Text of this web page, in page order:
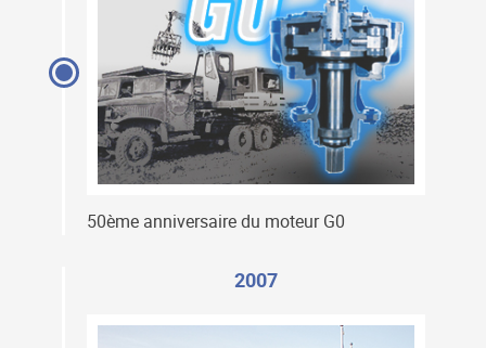
50ème anniversaire du moteur G0
2007